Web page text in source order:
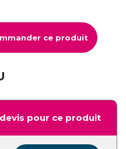
ce produit
pour ce produit